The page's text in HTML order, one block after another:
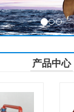
产品中心